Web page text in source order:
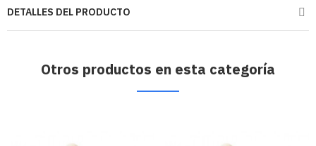
DETALLES DEL PRODUCTO
Otros productos en esta categoría